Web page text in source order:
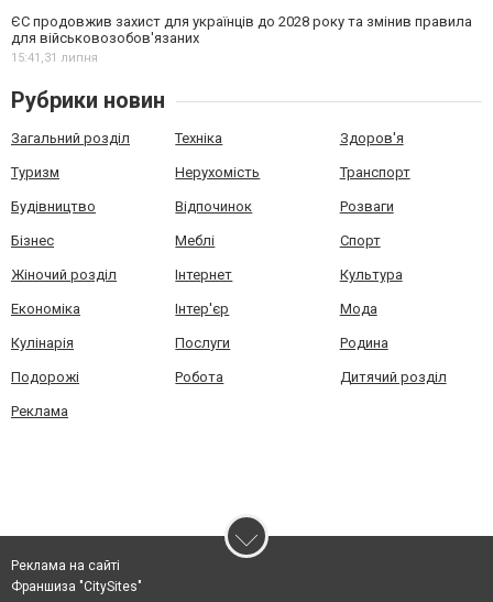
ЄС продовжив захист для українців до 2028 року та змінив правила
для військовозобов'язаних
15:41,31 липня
Рубрики новин
Загальний розділ Техніка Здоров'я
Туризм Нерухомість Транспорт
Будівництво Відпочинок Розваги
Бізнес Меблі Спорт
Жіночий розділ Інтернет Культура
Економіка Інтер'єр Мода
Кулінарія Послуги Родина
Подорожі Робота Дитячий розділ
Реклама
Реклама на сайті
Франшиза "CitySites"